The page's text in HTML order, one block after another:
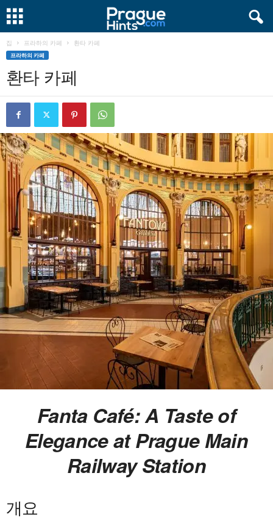
집 프라하의 카페 환타 카페
프라하의 카페
환타 카페
Fanta Café: A Taste of
Elegance at Prague Main
Railway Station
개요